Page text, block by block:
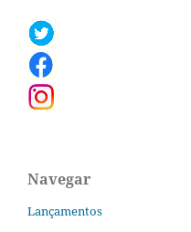
Navegar
Lançamentos